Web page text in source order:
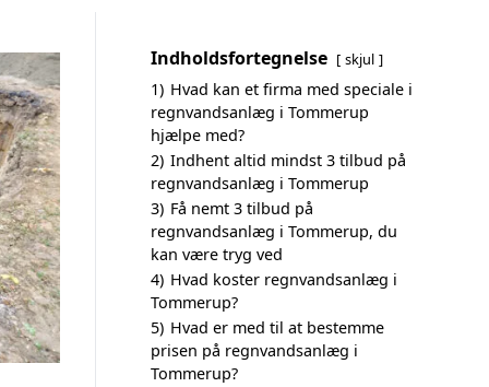
Indholdsfortegnelse skjul
1) Hvad kan et firma med speciale i
regnvandsanlæg i Tommerup
hjælpe med?
2) Indhent altid mindst 3 tilbud på
regnvandsanlæg i Tommerup
3) Få nemt 3 tilbud på
regnvandsanlæg i Tommerup, du
kan være tryg ved
4) Hvad koster regnvandsanlæg i
Tommerup?
5) Hvad er med til at bestemme
prisen på regnvandsanlæg i
Tommerup?